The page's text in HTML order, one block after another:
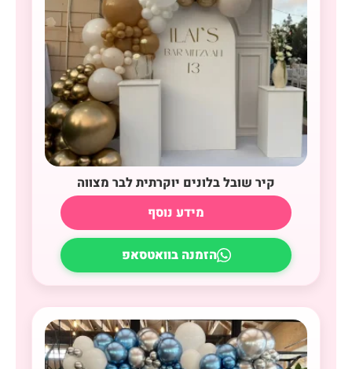
קיר שובל בלונים יוקרתית לבר מצווה
מידע נוסף
הזמנה בוואטסאפ